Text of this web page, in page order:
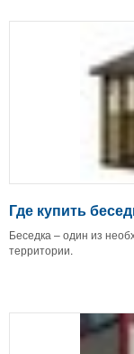
Где купить
Беседка – один из
территории.